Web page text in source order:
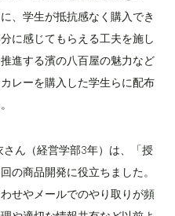
、学生が抵抗感なく購入でき
に感じてもらえる工夫を施し
進する濱の八百屋の魅力など
レーを購入した学生らに配布
ん（経営学部3年）は、「授
の商品開発に役立ちました。
せやメールでのやり取りが頻